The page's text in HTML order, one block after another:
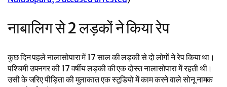
नाबालिग से 2 लड़कों ने किया रेप
कुछ दिन पहले नालासोपारा में 17 साल की लड़की से दो लोगों ने रेप किया था।
पश्चिमी उपनगर की 17 वर्षीय लड़की की एक दोस्त नालासोपारा में रहती थी।
उसी के जरिए पीड़िता की मुलाकात एक स्टूडियो में काम करने वाले सोनू नामक